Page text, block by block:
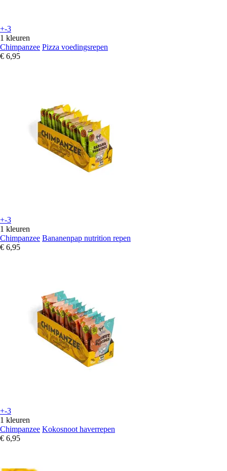
+-3
1 kleuren
Chimpanzee Pizza voedingsrepen
€ 6,95
+-3
1 kleuren
Chimpanzee Bananenpap nutrition repen
€ 6,95
+-3
1 kleuren
Chimpanzee Kokosnoot haverrepen
€ 6,95